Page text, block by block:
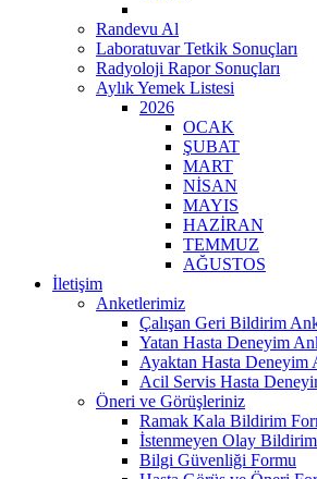
Randevu Al
Laboratuvar Tetkik Sonuçları
Radyoloji Rapor Sonuçları
Aylık Yemek Listesi
2026
OCAK
ŞUBAT
MART
NİSAN
MAYIS
HAZİRAN
TEMMUZ
AĞUSTOS
İletişim
Anketlerimiz
Çalışan Geri Bildirim
Yatan Hasta Deneyim
Ayaktan Hasta Deneyim
Acil Servis Hasta
Öneri ve Görüşleriniz
Ramak Kala Bildirim
İstenmeyen Olay
Bilgi Güvenliği Formu